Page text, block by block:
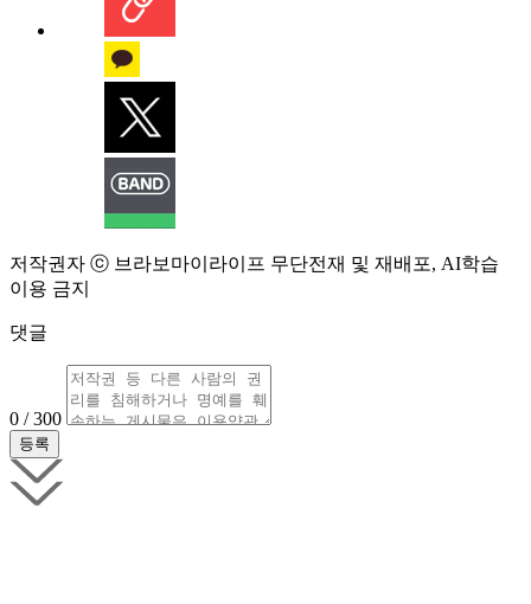
저작권자 ⓒ 브라보마이라이프 무단전재 및 재배포, AI학습
이용 금지
댓글
0 / 300